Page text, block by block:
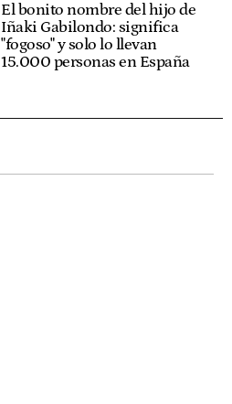
El bonito nombre del hijo de
Iñaki Gabilondo: significa
"fogoso" y solo lo llevan
15.000 personas en España